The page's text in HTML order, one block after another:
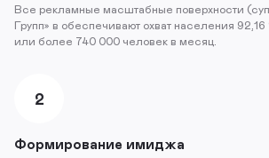
Все рекламные масштабные поверхности
Групп» в обеспечивают охват населения 92,16
или более 740 000 человек в месяц.
2
Формирование имиджа